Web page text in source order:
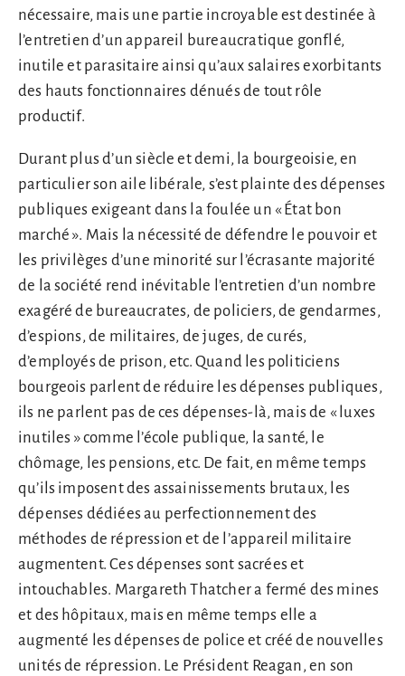
nécessaire, mais une partie incroyable est destinée à
l’entretien d’un appareil bureaucratique gonflé,
inutile et parasitaire ainsi qu’aux salaires exorbitants
des hauts fonctionnaires dénués de tout rôle
productif.
Durant plus d’un siècle et demi, la bourgeoisie, en
particulier son aile libérale, s’est plainte des dépenses
publiques exigeant dans la foulée un « État bon
marché ». Mais la nécessité de défendre le pouvoir et
les privilèges d’une minorité sur l’écrasante majorité
de la société rend inévitable l’entretien d’un nombre
exagéré de bureaucrates, de policiers, de gendarmes,
d’espions, de militaires, de juges, de curés,
d’employés de prison, etc. Quand les politiciens
bourgeois parlent de réduire les dépenses publiques,
ils ne parlent pas de ces dépenses-là, mais de « luxes
inutiles » comme l’école publique, la santé, le
chômage, les pensions, etc. De fait, en même temps
qu’ils imposent des assainissements brutaux, les
dépenses dédiées au perfectionnement des
méthodes de répression et de l’appareil militaire
augmentent. Ces dépenses sont sacrées et
intouchables. Margareth Thatcher a fermé des mines
et des hôpitaux, mais en même temps elle a
augmenté les dépenses de police et créé de nouvelles
unités de répression. Le Président Reagan, en son